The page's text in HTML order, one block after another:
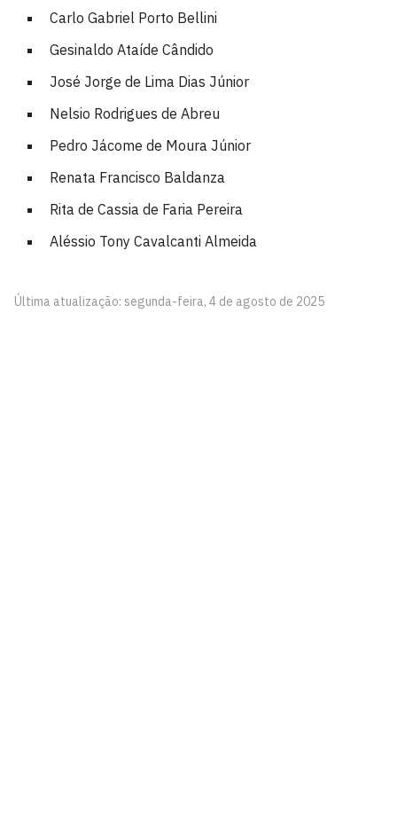
Carlo Gabriel Porto Bellini
Gesinaldo Ataíde Cândido
José Jorge de Lima Dias Júnior
Nelsio Rodrigues de Abreu
Pedro Jácome de Moura Júnior
Renata Francisco Baldanza
Rita de Cassia de Faria Pereira
Aléssio Tony Cavalcanti Almeida
Última atualização: segunda-feira, 4 de agosto de 2025